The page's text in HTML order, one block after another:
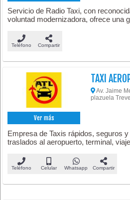
Servicio de Radio Taxi, con
voluntad modernizadora, ofrece una
Teléfono Compartir
Ver más
TAXI
Av. Jaime
plazuela
Empresa de Taxis rápidos, seguros
traslados al aeropuerto, terminal,
Teléfono Celular Whatsapp Compartir